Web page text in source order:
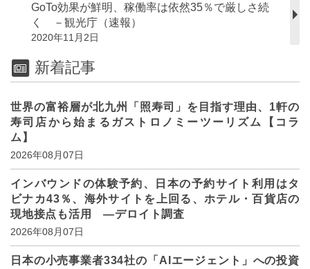
GoTo効果が鮮明、稼働率は依然35％で厳しさ続
く －観光庁（速報）
2020年11月2日
新着記事
世界の富裕層が北九州「照寿司」を目指す理由、1軒の
寿司店から始まるガストロノミーツーリズム【コラ
ム】
2026年08月07日
インバウンドの体験予約、日本の予約サイト利用はタ
ビナカ43％、海外サイトを上回る、ホテル・百貨店の
現地接点も活用 ―デロイト調査
2026年08月07日
日本の小売事業者334社の「AIエージェント」への投資